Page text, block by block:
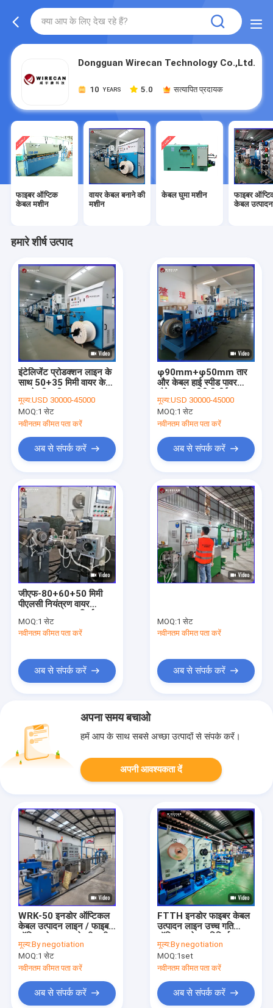
Dongguan Wirecan Technology Co.,Ltd.
10 YEARS 5.0 सत्यापित प्रदायक
फाइबर ऑप्टिक
केबल मशीन
वायर केबल बनाने की
मशीन
केबल घुमा मशीन
फाइबर
केबल
हमारे शीर्ष उत्पाद
इंटेलिजेंट प्रोडक्शन लाइन के
साथ 50+35 मिमी वायर केबल
मूल्य:USD 30000-45000
MOQ:1 सेट
नवीनतम कीमत पता करें
अब से संपर्क करें
φ90mm+φ50mm तार
और केबल हाई स्पीड पावर
एक्सट्रूज़न मशीन
मूल्य:USD 30000-45000
MOQ:1 सेट
नवीनतम कीमत पता करें
अब से संपर्क करें
जीएफ-80+60+50 मिमी
पीएलसी नियंत्रण वायर
एक्सट्रूज़न लाइन निर्माण तार
उत्पादन के लिए
MOQ:1 सेट
नवीनतम कीमत पता करें
अब से संपर्क करें
MOQ:1 सेट
नवीनतम कीमत पता करें
अब से संपर्क करें
अपना समय बचाओ
हमें आप के साथ सबसे अच्छा उत्पादों से संपर्क करें।
अपनी आवश्यकता दें
WRK-50 इनडोर ऑप्टिकल
केबल उत्पादन लाइन / फाइबर
मूल्य:By negotiation
MOQ:1 सेट
नवीनतम कीमत पता करें
अब से संपर्क करें
FTTH इनडोर फाइबर केबल
उत्पादन लाइन उच्च गति
मूल्य:By negotiation
MOQ:1set
नवीनतम कीमत पता करें
अब से संपर्क करें